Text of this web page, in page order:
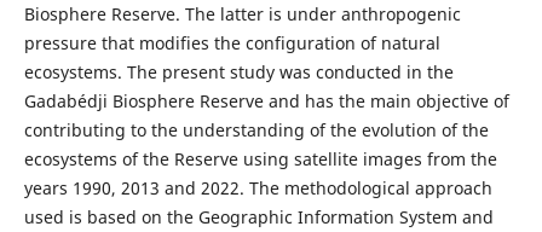
Biosphere Reserve. The latter is under anthropogenic
pressure that modifies the configuration of natural
ecosystems. The present study was conducted in the
Gadabédji Biosphere Reserve and has the main objective of
contributing to the understanding of the evolution of the
ecosystems of the Reserve using satellite images from the
years 1990, 2013 and 2022. The methodological approach
used is based on the Geographic Information System and